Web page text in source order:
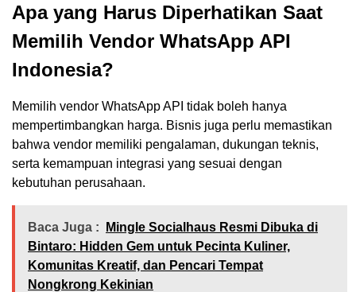
Apa yang Harus Diperhatikan Saat
Memilih Vendor WhatsApp API
Indonesia?
Memilih vendor WhatsApp API tidak boleh hanya
mempertimbangkan harga. Bisnis juga perlu memastikan
bahwa vendor memiliki pengalaman, dukungan teknis,
serta kemampuan integrasi yang sesuai dengan
kebutuhan perusahaan.
Baca Juga :
Mingle Socialhaus Resmi Dibuka di
Bintaro: Hidden Gem untuk Pecinta Kuliner,
Komunitas Kreatif, dan Pencari Tempat
Nongkrong Kekinian